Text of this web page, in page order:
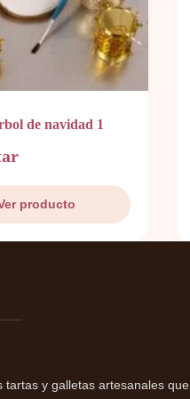
de navidad 1
producto
tartas y galletas artesanales que